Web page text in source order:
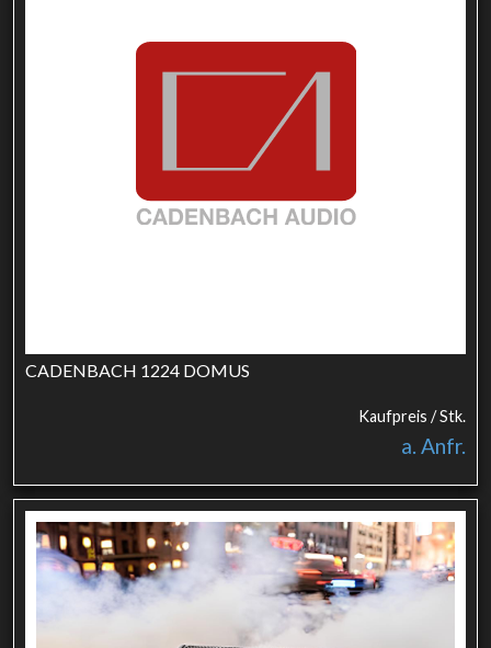
CADENBACH 1224 DOMUS
Kaufpreis / Stk.
a. Anfr.